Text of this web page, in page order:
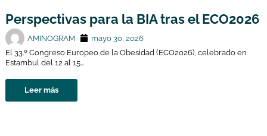
Perspectivas para la BIA tras el ECO2026
AMINOGRAM
mayo 30, 2026
El 33.º Congreso Europeo de la Obesidad (ECO2026), celebrado en
Estambul del 12 al 15...
Leer más